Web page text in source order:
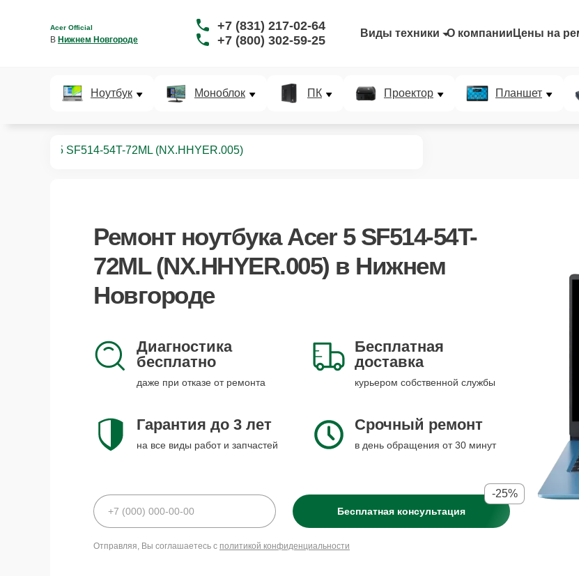
Acer Official
В Нижнем Новгороде
+7 (831) 217-02-64
+7 (800) 302-59-25
Виды техники О компании Цены на
Ноутбук Моноблок ПК Проектор Планшет
5 SF514-54T-72ML (NX.HHYER.005)
Ремонт ноутбука Acer 5 SF514-54T-
72ML (NX.HHYER.005) в Нижнем
Новгороде
Диагностика
бесплатно
даже при отказе от ремонта
Бесплатная
доставка
курьером собственной службы
Гарантия до 3 лет
на все виды работ и запчастей
Срочный ремонт
в день обращения от 30 минут
Бесплатная консультация
-25%
Отправляя, Вы соглашаетесь с политикой конфиденциальности